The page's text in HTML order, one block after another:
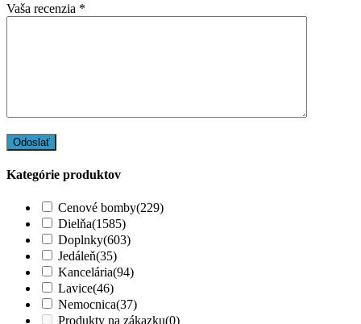
Vaša recenzia *
Kategórie produktov
Cenové bomby(229)
Dielňa(1585)
Doplnky(603)
Jedáleň(35)
Kancelária(94)
Lavice(46)
Nemocnica(37)
Produkty na zákazku(0)